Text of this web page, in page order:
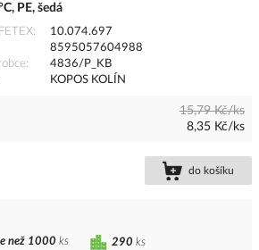
PE, šedá
10.074.697
8595057604988
4836/P_KB
KOPOS KOLÍN
15,79 Kč/ks
8,35 Kč/ks
do košíku
290 ks
než 1000 ks